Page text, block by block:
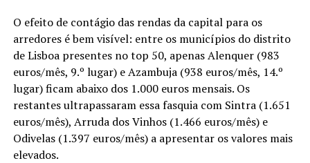
O efeito de contágio das rendas da capital para os
arredores é bem visível: entre os municípios do distrito
de Lisboa presentes no top 50, apenas Alenquer (983
euros/mês, 9.º lugar) e Azambuja (938 euros/mês, 14.º
lugar) ficam abaixo dos 1.000 euros mensais. Os
restantes ultrapassaram essa fasquia com Sintra (1.651
euros/mês), Arruda dos Vinhos (1.466 euros/mês) e
Odivelas (1.397 euros/mês) a apresentar os valores mais
elevados.